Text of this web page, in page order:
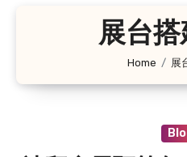
展台搭
Home 展